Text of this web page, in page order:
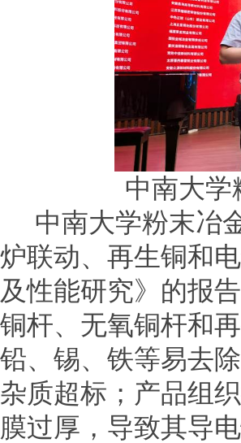
中南大学
中南大学粉末冶
炉联动、再生铜和
及性能研究》的报
铜杆、无氧铜杆和
铅、锡、铁等易去
杂质超标；产品组
膜过厚，导致其导